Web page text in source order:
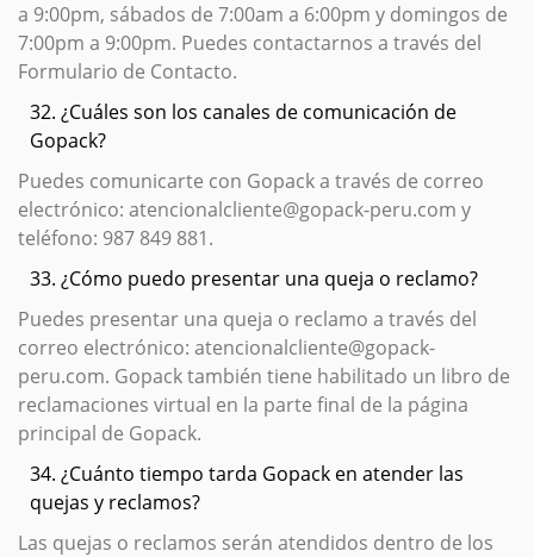
a 9:00pm, sábados de 7:00am a 6:00pm y domingos de
7:00pm a 9:00pm. Puedes contactarnos a través del
Formulario de Contacto.
32. ¿Cuáles son los canales de comunicación de
Gopack?
Puedes comunicarte con Gopack a través de correo
electrónico: atencionalcliente@gopack-peru.com y
teléfono: 987 849 881.
33. ¿Cómo puedo presentar una queja o reclamo?
Puedes presentar una queja o reclamo a través del
correo electrónico: atencionalcliente@gopack-
peru.com. Gopack también tiene habilitado un libro de
reclamaciones virtual en la parte final de la página
principal de Gopack.
34. ¿Cuánto tiempo tarda Gopack en atender las
quejas y reclamos?
Las quejas o reclamos serán atendidos dentro de los